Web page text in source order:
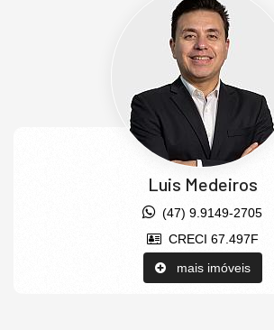
Luis Medeiros
(47) 9.9149-2705
CRECI 67.497F
mais imóveis